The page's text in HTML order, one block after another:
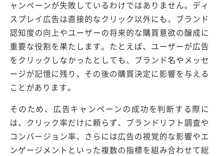
ャンペーンが失敗しているわけではありません。ディ
スプレイ広告は直接的なクリック以外にも、ブランド
認知度の向上やユーザーの将来的な購買意欲の醸成に
重要な役割を果たします。たとえば、ユーザーが広告
をクリックしなかったとしても、ブランド名やメッセ
ージが記憶に残り、その後の購買決定に影響を与える
ことがあります。
そのため、広告キャンペーンの成功を判断する際に
は、クリック率だけに頼らず、ブランドリフト調査や
コンバージョン率、さらには広告の視覚的な影響やエ
ンゲージメントといった複数の指標を組み合わせて総